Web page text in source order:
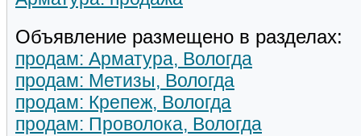
Объявление размещено в разделах:
продам: Арматура, Вологда
продам: Метизы, Вологда
продам: Крепеж, Вологда
продам: Проволока, Вологда